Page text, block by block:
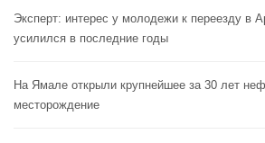
Эксперт: интерес у молодежи к переезду в
усилился в последние годы
На Ямале открыли крупнейшее за 30 лет
месторождение